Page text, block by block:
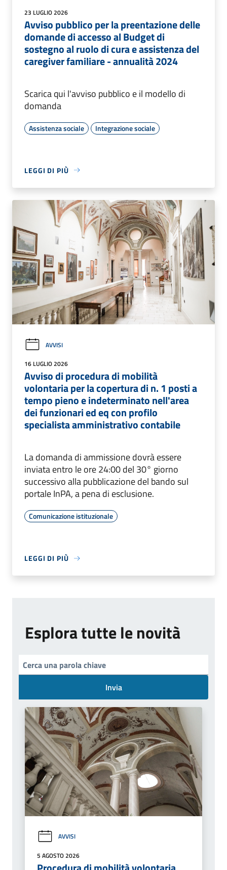
23 LUGLIO 2026
Avviso pubblico per la preentazione delle
domande di accesso al Budget di
sostegno al ruolo di cura e assistenza del
caregiver familiare - annualità 2024
Scarica qui l'avviso pubblico e il modello di
domanda
Assistenza sociale Integrazione sociale
LEGGI DI PIÙ
AVVISI
16 LUGLIO 2026
Avviso di procedura di mobilità
volontaria per la copertura di n. 1 posti a
tempo pieno e indeterminato nell'area
dei funzionari ed eq con profilo
specialista amministrativo contabile
La domanda di ammissione dovrà essere
inviata entro le ore 24:00 del 30° giorno
successivo alla pubblicazione del bando sul
portale InPA, a pena di esclusione.
Comunicazione istituzionale
LEGGI DI PIÙ
Esplora tutte le novità
Invia
AVVISI
5 AGOSTO 2026